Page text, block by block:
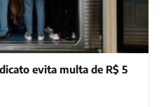
evita multa de R$ 5